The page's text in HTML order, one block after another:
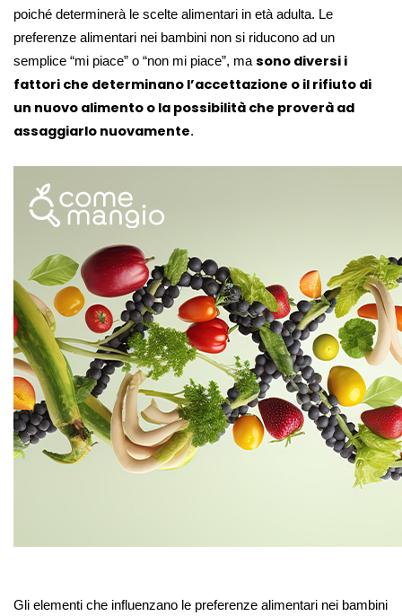
poiché determinerà le scelte alimentari in età adulta. Le
preferenze alimentari nei bambini non si riducono ad un
semplice “mi piace” o “non mi piace”, ma sono diversi i
fattori che determinano l’accettazione o il rifiuto di
un nuovo alimento o la possibilità che proverà ad
assaggiarlo nuovamente.
Gli elementi che influenzano le preferenze alimentari nei bambini